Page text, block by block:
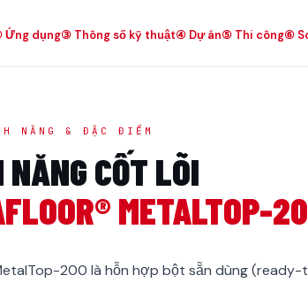
Ứng dụng③ Thông số kỹ thuật④ Dự án⑤ Thi công⑥
NĂNG & ĐẶC ĐIỂM
NĂNG CỐT LÕI
METALTOP-
200 là hỗn hợp bột sẵn dùng (ready-